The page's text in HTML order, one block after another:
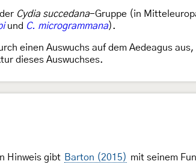
Cydia succedana-Gruppe (in
und C. microgrammana).
einen Auswuchs auf dem Aedeagus
dieses Auswuchses.
Hinweis gibt Barton (2015) mit seinem